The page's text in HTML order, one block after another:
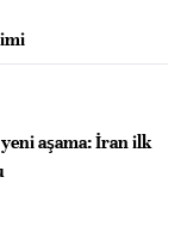
aşama: İran ilk